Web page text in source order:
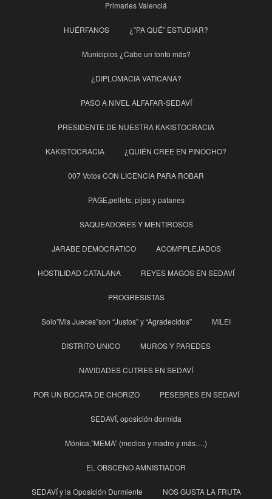
Primaries Valenciá
HUÉRFANOS ¿”PA QUÉ” ESTUDIAR?
Municipios ¿Cabe un tonto más?
¿DIPLOMACIA VATICANA?
PASO A NIVEL ALFAFAR-SEDAVÍ
PRESIDENTE DE NUESTRA KAKISTOCRACIA
KAKISTOCRACIA ¿QUIÉN CREE EN PINOCHO?
007 Votos CON LICENCIA PARA ROBAR
PAGE,pellets, pijas y patanes
SAQUEADORES Y MENTIROSOS
JARABE DEMOCRATICO ACOMPPLEJADOS
HOSTILIDAD CATALANA REYES MAGOS EN SEDAVÍ
PROGRESISTAS
Solo”Mis Jueces”son “Justos” y “Agradecidos” MILEI
DISTRITO UNICO MUROS Y PAREDES
NAVIDADES CUTRES EN SEDAVÍ
POR UN BOCATA DE CHORIZO PESEBRES EN SEDAVÍ
SEDAVÍ, oposición dormida
Mónica,”MEMA” (medico y madre y más….)
EL OBSCENO AMNISTIADOR
SEDAVÍ y la Oposición Durmiente NOS GUSTA LA FRUTA